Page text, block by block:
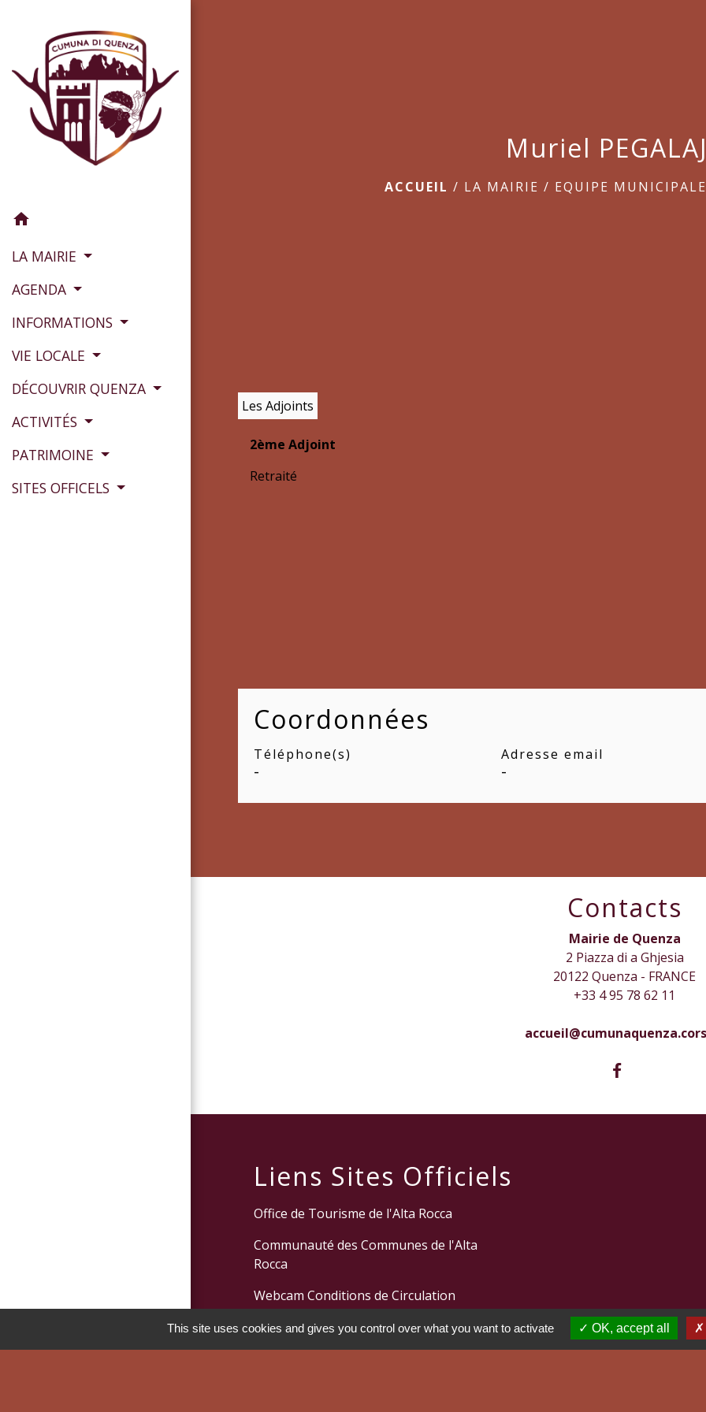
home
LA MAIRIE
AGENDA
INFORMATIONS
VIE LOCALE
DÉCOUVRIR QUENZA
ACTIVITÉS
PATRIMOINE
SITES OFFICELS
Muriel
ACCUEIL / LA MAIRIE / EQUIPE
Les Adjoints
2ème Adjoint
Retraité
Coordonnées
Téléphone(s)
-
Adresse email
-
Contacts
Mairie de Quenza
2 Piazza di a Ghjesia
20122 Quenza - FRANCE
+33 4 95 78 62 11
Liens Sites Officiels
Office de Tourisme de l'Alta Rocca
Communauté des Communes de l'Alta
Rocca
Webcam Conditions de Circulation
Collectivité Territoriale de Corse
This site uses cookies and gives you control over what you want to activate OK, accept all